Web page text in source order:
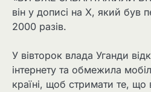
він у дописі на X, який був
2000 разів.
У вівторок влада Уганди
інтернету та обмежила
країні, щоб стримати те, що